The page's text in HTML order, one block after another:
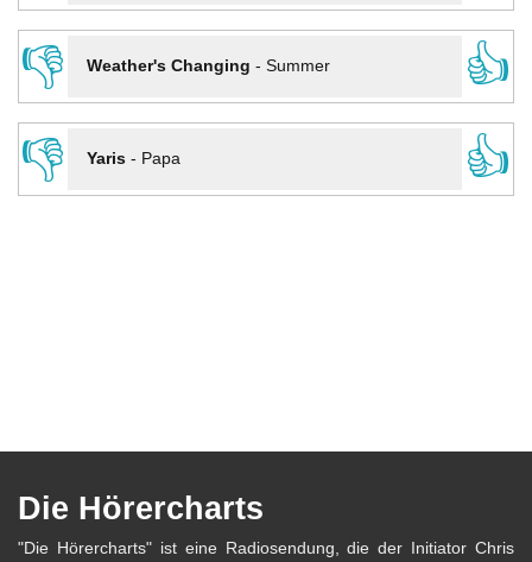
👎
Weather's Changing - Summer
👍
👎
Yaris- Papa 👍
Die Hörercharts
"Die Hörercharts" ist eine Radiosendung, die der Initiator Chris